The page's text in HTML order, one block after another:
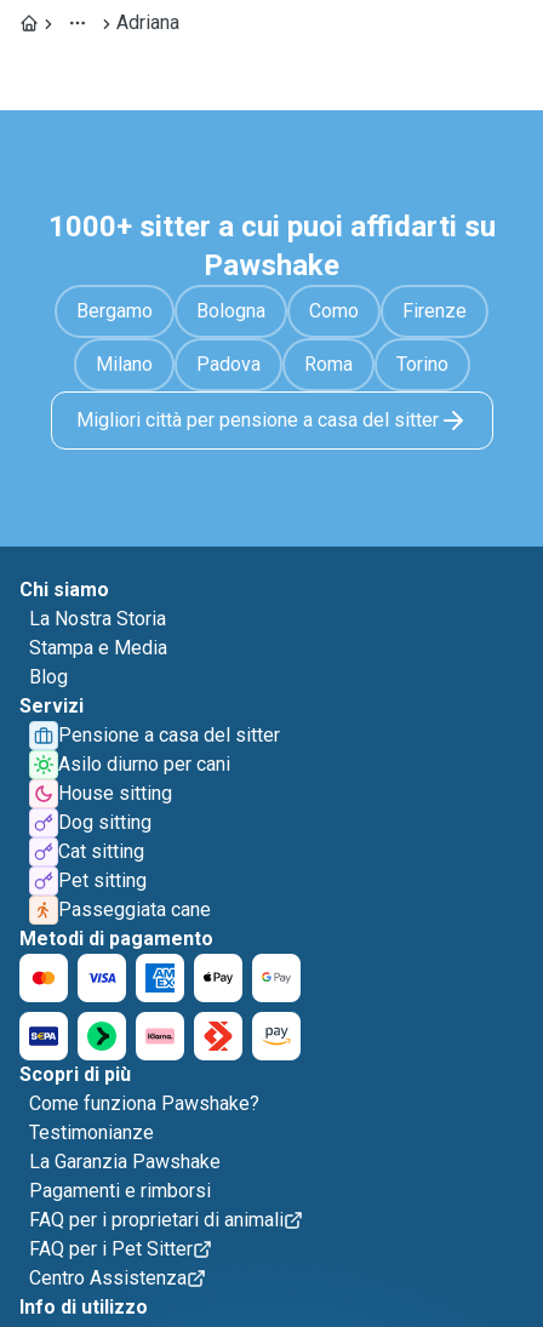
Adriana
1000+ sitter a cui puoi affidarti su
Pawshake
Bergamo Bologna Como Firenze
Milano Padova Roma Torino
Migliori città per pensione a casa del sitter
Chi siamo
La Nostra Storia
Stampa e Media
Blog
Servizi
Pensione a casa del sitter
Asilo diurno per cani
House sitting
Dog sitting
Cat sitting
Pet sitting
Passeggiata cane
Metodi di pagamento
Scopri di più
Come funziona Pawshake?
Testimonianze
La Garanzia Pawshake
Pagamenti e rimborsi
FAQ per i proprietari di animali
FAQ per i Pet Sitter
Centro Assistenza
Info di utilizzo